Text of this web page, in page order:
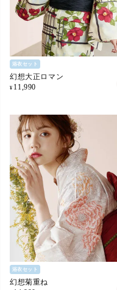
浴衣セット
幻想大正ロマン
¥ 11,990
浴衣セット
幻想菊重ね